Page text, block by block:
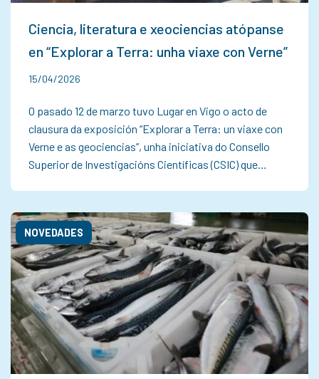
Ciencia, literatura e xeociencias atópanse
en “Explorar a Terra: unha viaxe con Verne”
15/04/2026
O pasado 12 de marzo tuvo Lugar en Vigo o acto de
clausura da exposición “Explorar a Terra: un viaxe con
Verne e as geociencias”, unha iniciativa do Consello
Superior de Investigacións Científicas (CSIC) que…
NOVEDADES